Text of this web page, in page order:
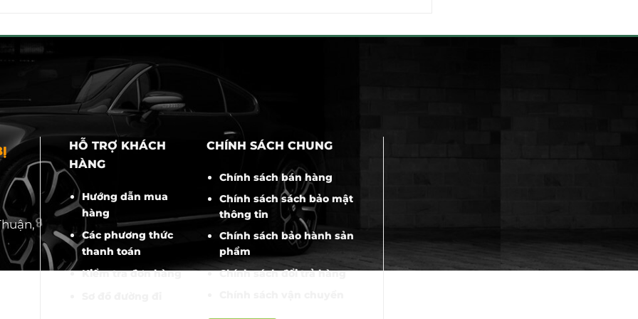
HỖ TRỢ KHÁCH
HÀNG
Hướng dẫn mua
hàng
Các phương thức
thanh toán
Kiểm tra đơn hàng
CHÍNH SÁCH CHUNG
Chính sách bán hàng
Chính sách sách bảo mật
thông tin
Chính sách bảo hành sản
phẩm
Chính sách đổi trả hàng